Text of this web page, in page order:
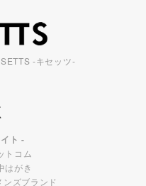
-キセッツ-
ト -
トコム
はがき
ズブランド